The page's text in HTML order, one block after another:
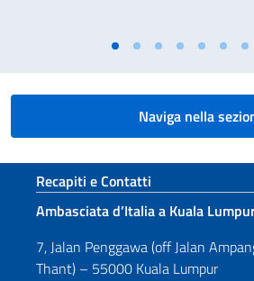
Naviga nella
Sezione footer
Recapiti e Contatti
Ambasciata d’Italia a Kuala
7, Jalan Penggawa (off Jalan
Thant) – 55000 Kuala Lumpur